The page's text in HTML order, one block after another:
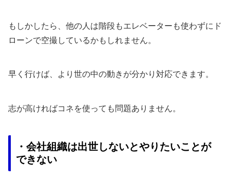
もしかしたら、他の人は階段もエレベーターも使わずにド
ローンで空撮しているかもしれません。
早く行けば、より世の中の動きが分かり対応できます。
志が高ければコネを使っても問題ありません。
・会社組織は出世しないとやりたいことが
できない